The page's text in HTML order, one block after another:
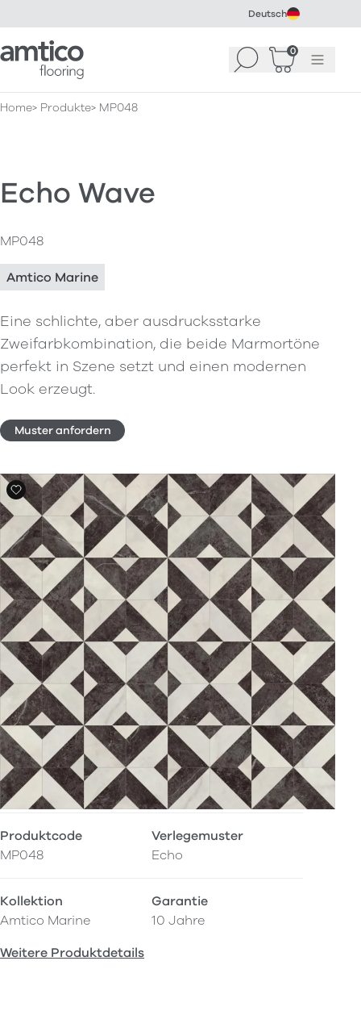
Deutsch
Amtico Flooring Suchen 0
WarenkorbMenü
Home Produkte MP048
Echo Wave
MP048
Amtico Marine
Eine schlichte, aber ausdrucksstarke
Zweifarbkombination, die beide Marmortöne
perfekt in Szene setzt und einen modernen
Look erzeugt.
Muster anfordern
Produktcode
MP048
Verlegemuster
Echo
Kollektion
Amtico Marine
Garantie
10 Jahre
Weitere Produktdetails